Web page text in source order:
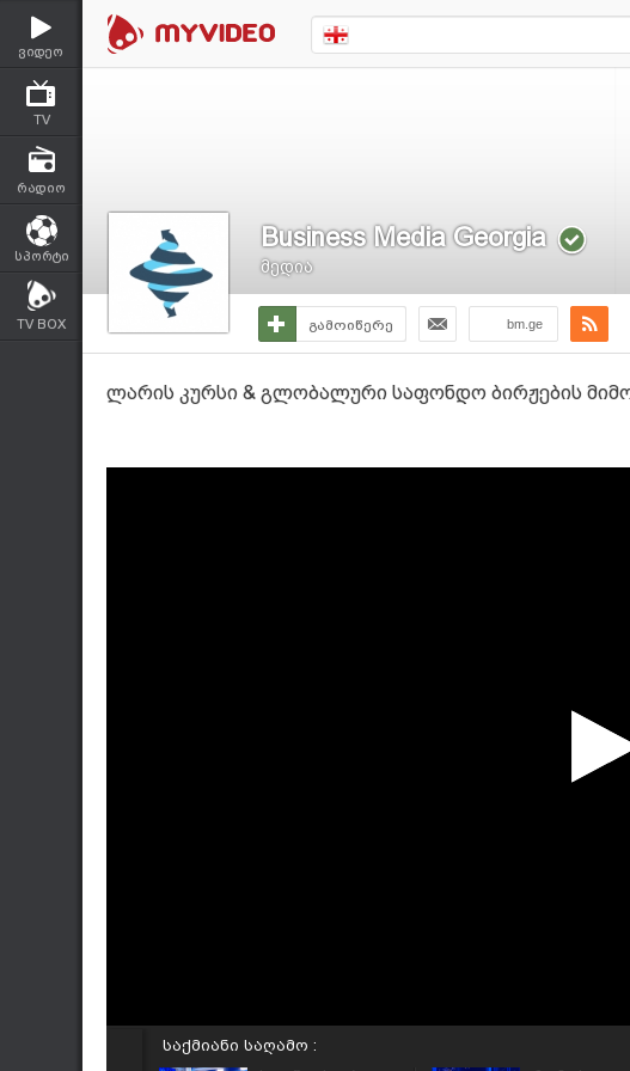
ვიდეო
TV
რადიო
სპორტი
TV BOX
Business Media Georgia
მედია
გამოიწერე bm.ge
ლარის კურსი & გლობალური საფონდო ბირჟების
საქმიანი საღამო :